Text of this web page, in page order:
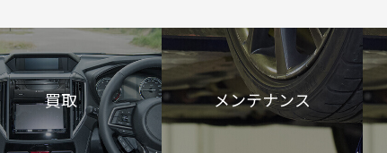
買取 メンテナンス